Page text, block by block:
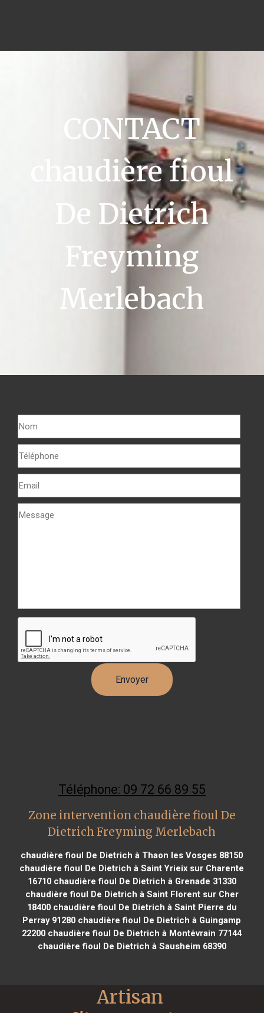
CONTACT
chaudière fioul
De Dietrich
Freyming
Merlebach
Téléphone: 09 72 66 89 55
Zone intervention chaudière fioul De
Dietrich Freyming Merlebach
chaudière fioul De Dietrich à Thaon les Vosges 88150
chaudière fioul De Dietrich à Saint Yrieix sur Charente
16710chaudière fioul De Dietrich à Grenade 31330
chaudière fioul De Dietrich à Saint Florent sur Cher
18400chaudière fioul De Dietrich à Saint Pierre du
Perray 91280 chaudière fioul De Dietrich à Guingamp
22200 chaudière fioul De Dietrich à Montévrain 77144
chaudière fioul De Dietrich à Sausheim 68390
Artisan